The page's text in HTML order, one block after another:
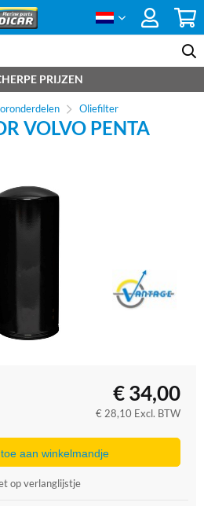
PRIJZEN
Oliefilter
VOLVO PENTA
Brand
€34,00
€ 28,10 Excl. BTW
aan winkelmandje
op verlanglijstje